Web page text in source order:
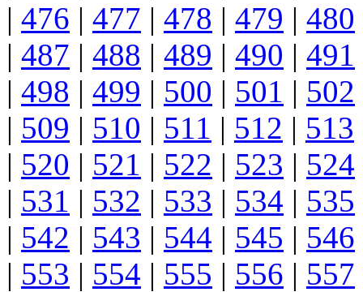
| 476 | 477 | 478 | 479 | 480
| 487 | 488 | 489 | 490 | 491
| 498 | 499 | 500 | 501 | 502
| 509 | 510 | 511 | 512 | 513
| 520 | 521 | 522 | 523 | 524
| 531 | 532 | 533 | 534 | 535
| 542 | 543 | 544 | 545 | 546
| 553 | 554 | 555 | 556 | 557